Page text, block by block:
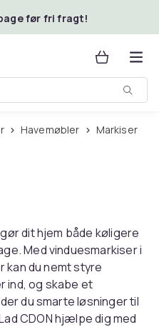
før fri fragt!
Havemøbler Markiser
dit hjem både køligere
Med vinduesmarkiser i
du nemt styre
ind, og skabe et
du smarte løsninger til
CDON hjælpe dig med